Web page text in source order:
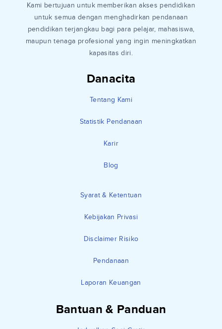
Danacita
Tentang Kami
Statistik Pendanaan
Karir
Blog
Syarat & Ketentuan
Kebijakan Privasi
Disclaimer Risiko
Pendanaan
Laporan Keuangan
Bantuan & Panduan
Kami bertujuan untuk memberikan akses pendidikan
untuk semua dengan menghadirkan pendanaan
pendidikan terjangkau bagi para pelajar, mahasiswa,
maupun tenaga profesional yang ingin meningkatkan
kapasitas diri.